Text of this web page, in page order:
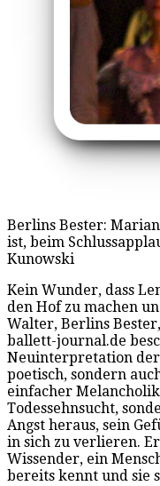
Berlins Bester:
ist, beim
Kunowski
Kein Wunder, dass
den Hof zu machen
Walter, Berlins
ballett-journal.de
Neuinterpretation
poetisch, sondern
einfacher
Todessehnsucht,
Angst heraus, sein
in sich zu verlieren.
Wissender, ein
bereits kennt und sie